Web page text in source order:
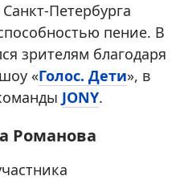
Петербурга
пение. В
зрителям благодаря
«Голос. Дети», в
JONY.
Романова